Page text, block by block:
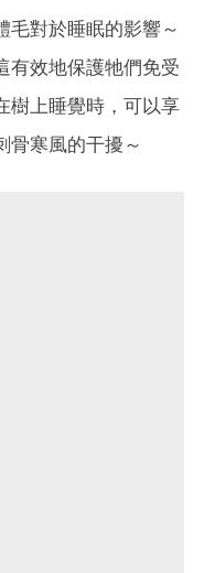
毛對於睡眠的影響～
有效地保護牠們免受
樹上睡覺時，可以享
骨寒風的干擾～